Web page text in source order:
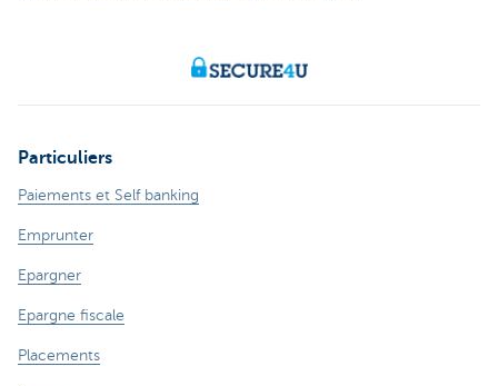
Particuliers
Paiements et Self banking
Emprunter
Epargner
Epargne fiscale
Placements